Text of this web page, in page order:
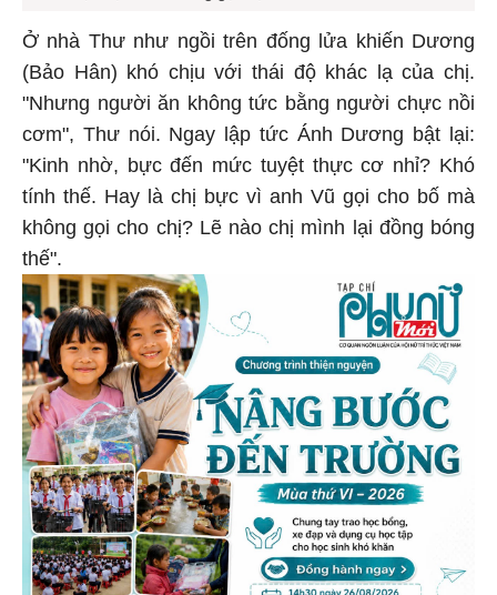
Ở nhà Thư như ngồi trên đống lửa khiến Dương
(Bảo Hân) khó chịu với thái độ khác lạ của chị.
"Nhưng người ăn không tức bằng người chực nồi
cơm", Thư nói. Ngay lập tức Ánh Dương bật lại:
"Kinh nhờ, bực đến mức tuyệt thực cơ nhỉ? Khó
tính thế. Hay là chị bực vì anh Vũ gọi cho bố mà
không gọi cho chị? Lẽ nào chị mình lại đồng bóng
thế".